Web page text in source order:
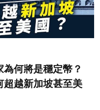
何將是穩定幣？
超越新加坡甚至美